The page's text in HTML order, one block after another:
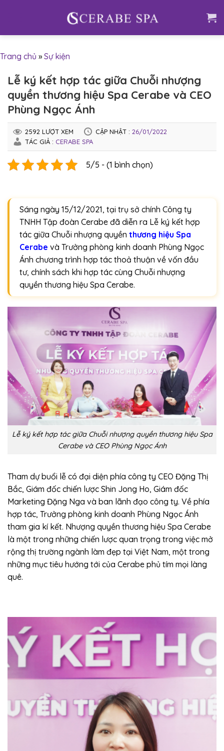
Trang chủ » Sự kiện
Lễ ký kết hợp tác giữa Chuỗi nhượng
quyền thương hiệu Spa Cerabe và CEO
Phùng Ngọc Ánh
2592 LƯỢT XEM CẬP NHẬT : 26/01/2022
TÁC GIẢ : CERABE SPA
5/5 - (1 bình chọn)
Sáng ngày 15/12/2021, tại trụ sở chính Công ty
TNHH Tập đoàn Cerabe đã diễn ra Lễ ký kết hợp
tác giữa Chuỗi nhượng quyền thương hiệu Spa
Cerabe và Trưởng phòng kinh doanh Phùng Ngọc
Ánh chương trình hợp tác thoả thuận về vốn đầu
tư, chính sách khi hợp tác cùng Chuỗi nhượng
quyền thương hiệu Spa Cerabe.
Lễ ký kết hợp tác giữa Chuỗi nhượng quyền thương hiệu Spa
Cerabe và CEO Phùng Ngọc Ánh
Tham dự buổi lễ có đại diện phía công ty CEO Đặng Thị
Bắc, Giám đốc chiến lược Shin Jong Ho, Giám đốc
Marketing Đặng Nga và ban lãnh đạo công ty. Về phía
hợp tác, Trưởng phòng kinh doanh Phùng Ngọc Ánh
tham gia kí kết. Nhượng quyền thương hiệu Spa Cerabe
là một trong những chiến lược quan trọng trong việc mở
rộng thị trường ngành làm đẹp tại Việt Nam, một trong
những mục tiêu hướng tới của Cerabe phủ tím mọi làng
quê.